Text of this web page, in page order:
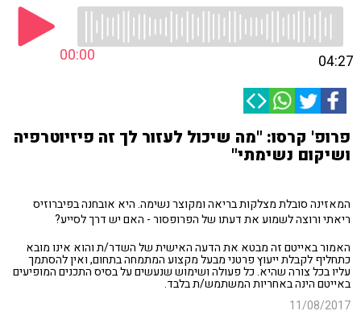
00:00 04:27
פרופ' קרסו: "מה שיכול לעזור לך זה פיזיוטרפיה
ושיקום נשימתי"
המאזינה סובלת מצלקות בריאה ומקוצר נשימה. היא אובחנה בפיברוזיס
ריאתי ורוצה לשמוע את דעתו של הפרופסור - האם יש דרך לסייע?
האמור באייטם זה מבטא את הדעה האישית של השדר/ת והוא אינו מובא
כתחליף לקבלת ייעוץ פרטני מבעל מקצוע המתמחה בתחום, ואין להסתמך
עליו בכל צורה שהיא. כל פעולה ושימוש שנעשים על בסיס התכנים המופיעים
באייטם הינה באחריות המשתמש/ת בלבד.
11/08/2017